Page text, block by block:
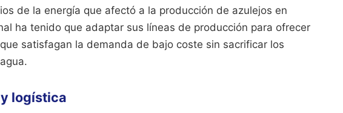
de la energía que afectó a la producción de azulejos en
ha tenido que adaptar sus líneas de producción para ofrecer
satisfagan la demanda de bajo coste sin sacrificar los
logística